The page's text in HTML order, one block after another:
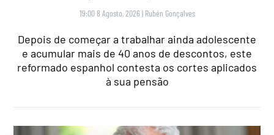
19:00 8 Agosto, 2026 | Rubén Gonçalves
Depois de começar a trabalhar ainda adolescente
e acumular mais de 40 anos de descontos, este
reformado espanhol contesta os cortes aplicados
à sua pensão